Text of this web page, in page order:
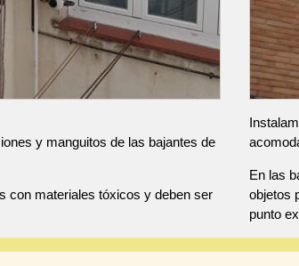
y manguitos de las bajantes de
con materiales tóxicos y deben ser
En las
objetos
punto